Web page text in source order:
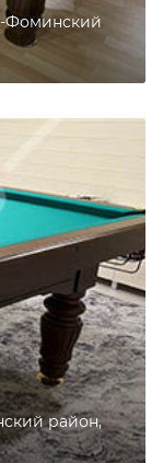
Фоминский
район,